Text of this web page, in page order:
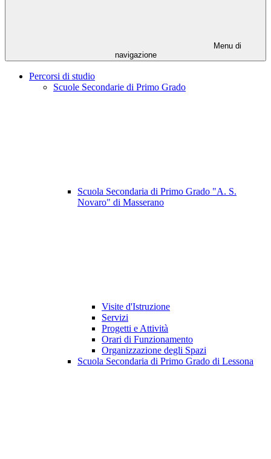
Menu di
navigazione
Percorsi di studio
Scuole Secondarie di Primo Grado
Scuola Secondaria di Primo Grado "A. S.
Novaro" di Masserano
Visite d'Istruzione
Servizi
Progetti e Attività
Orari di Funzionamento
Organizzazione degli Spazi
Scuola Secondaria di Primo Grado di Lessona